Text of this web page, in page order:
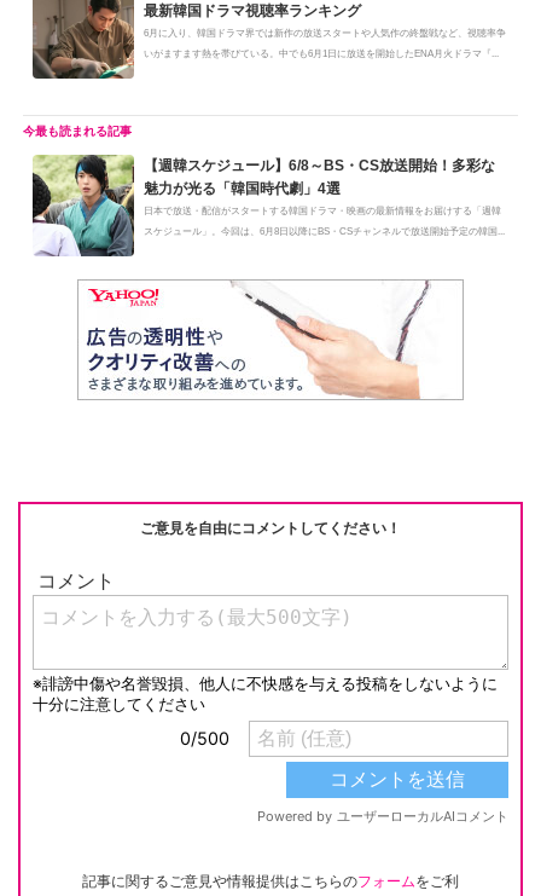
最新韓国ドラマ視聴率ランキング
6月に入り、韓国ドラマ界では新作の放送スタートや人気作の終盤戦など、視聴率争
いがますます熱を帯びている。中でも6月1日に放送を開始したENA月火ドラマ『...
【週韓スケジュール】6/8～BS・CS放送開始！多彩な
魅力が光る「韓国時代劇」4選
日本で放送・配信がスタートする韓国ドラマ・映画の最新情報をお届けする「週韓
スケジュール」。今回は、6月8日以降にBS・CSチャンネルで放送開始予定の韓国...
ご意見を自由にコメントしてください！
記事に関するご意見や情報提供はこちらのフォームをご利